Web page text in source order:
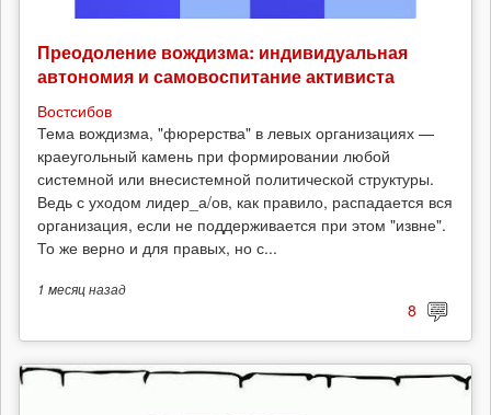
Преодоление вождизма: индивидуальная
автономия и самовоспитание активиста
Востсибов
Тема вождизма, "фюрерства" в левых организациях —
краеугольный камень при формировании любой
системной или внесистемной политической структуры.
Ведь с уходом лидер_а/ов, как правило, распадается вся
организация, если не поддерживается при этом "извне".
То же верно и для правых, но с...
1 месяцназад
8